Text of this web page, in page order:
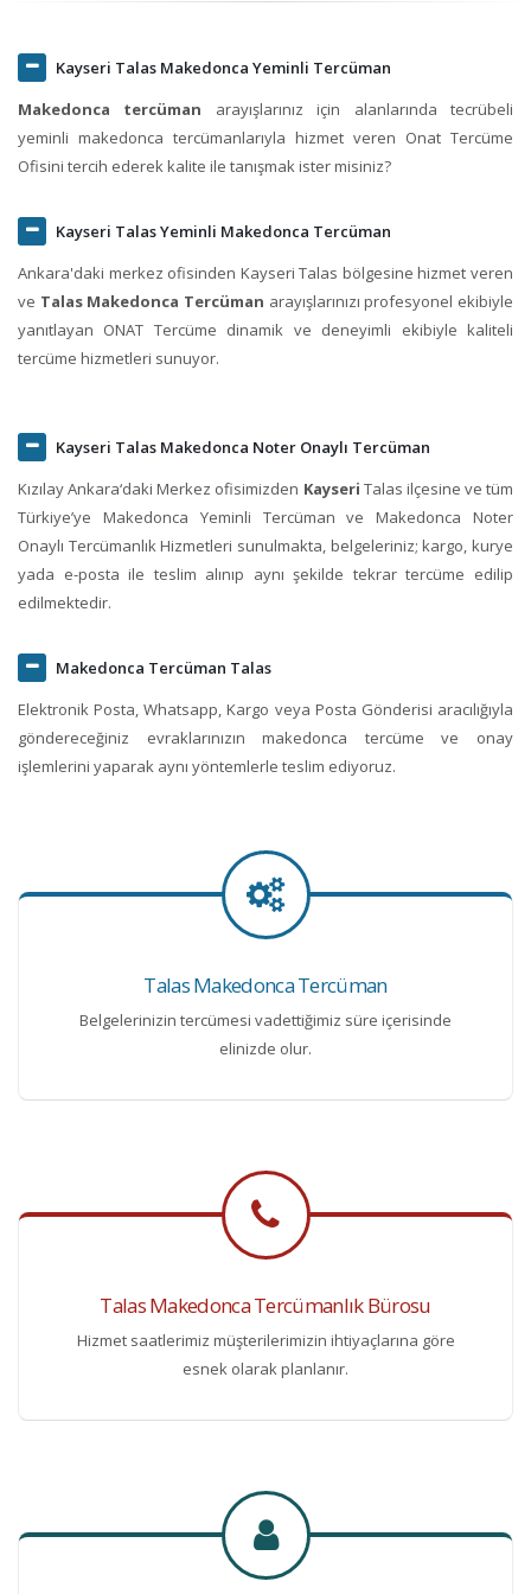
Kayseri Talas Makedonca Yeminli Tercüman
Makedonca tercüman arayışlarınız için alanlarında tecrübeli
yeminli makedonca tercümanlarıyla hizmet veren Onat Tercüme
Ofisini tercih ederek kalite ile tanışmak ister misiniz?
Kayseri Talas Yeminli Makedonca Tercüman
Ankara'daki merkez ofisinden Kayseri Talas bölgesine hizmet veren
ve Talas Makedonca Tercüman arayışlarınızı profesyonel ekibiyle
yanıtlayan ONAT Tercüme dinamik ve deneyimli ekibiyle kaliteli
tercüme hizmetleri sunuyor.
Kayseri Talas Makedonca Noter Onaylı Tercüman
Kızılay Ankara‘daki Merkez ofisimizden Kayseri Talas ilçesine ve tüm
Türkiye’ye Makedonca Yeminli Tercüman ve Makedonca Noter
Onaylı Tercümanlık Hizmetleri sunulmakta, belgeleriniz; kargo, kurye
yada e-posta ile teslim alınıp aynı şekilde tekrar tercüme edilip
edilmektedir.
Makedonca Tercüman Talas
Elektronik Posta, Whatsapp, Kargo veya Posta Gönderisi aracılığıyla
göndereceğiniz evraklarınızın makedonca tercüme ve onay
işlemlerini yaparak aynı yöntemlerle teslim ediyoruz.
Talas Makedonca Tercüman
Belgelerinizin tercümesi vadettiğimiz süre içerisinde
elinizde olur.
Talas Makedonca Tercümanlık Bürosu
Hizmet saatlerimiz müşterilerimizin ihtiyaçlarına göre
esnek olarak planlanır.